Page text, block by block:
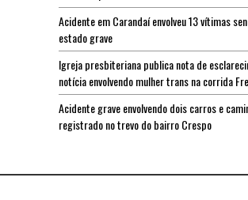
Acidente em Carandaí envolveu 13 vítimas
estado grave
Igreja presbiteriana publica nota de
notícia envolvendo mulher trans na corrida
Acidente grave envolvendo dois carros e
registrado no trevo do bairro Crespo